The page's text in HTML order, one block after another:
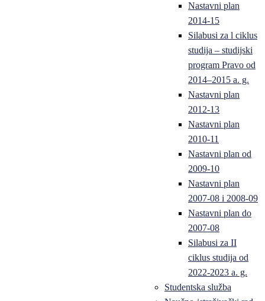
Nastavni plan
2014-15
Silabusi za l ciklus
studija – studijski
program Pravo od
2014–2015 a. g.
Nastavni plan
2012-13
Nastavni plan
2010-11
Nastavni plan od
2009-10
Nastavni plan
2007-08 i 2008-09
Nastavni plan do
2007-08
Silabusi za II
ciklus studija od
2022-2023 a. g.
Studentska služba